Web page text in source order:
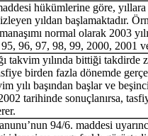
hükümlerine göre,
izleyen yıldan başlamaktadır.
normal olarak 2003
96, 97, 98, 99, 2000, 2001
takvim yılında bittiği takdirde
birden fazla dönemde
yılı başından başlar ve
tarihinde sonuçlanırsa,
94/6. maddesi